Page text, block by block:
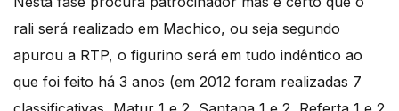
rali será realizado em Machico, ou seja segundo
apurou a RTP, o figurino será em tudo indêntico ao
que foi feito há 3 anos (em 2012 foram realizadas 7